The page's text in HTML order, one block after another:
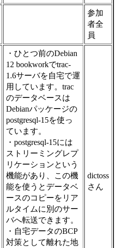
参加
者全
員
・ひとつ前のDebian
12 bookworkでtrac-
1.6サーバを自宅で運
用しています。trac
のデータベースは
Debianパッケージの
postgresql-15を使っ
ています。
・postgresql-15には
ストリーミングレプ
リケーションという
機能があり、この機
能を使うとデータベ
ースのコピーをリア
ルタイムに別のサー
バへ転送できます。
・自宅データのBCP
対策として離れた地
dictoss
さん